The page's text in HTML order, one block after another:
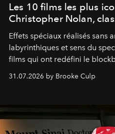
Les 10 films les plus
Christopher Nolan,
Effets spéciaux réalisés sans
labyrinthiques et sens du
films qui ont redéfini le
31.07.2026 by Brooke Culp